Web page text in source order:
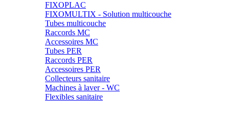
FIXOPLAC
FIXOMULTIX - Solution multicouche
Tubes multicouche
Raccords MC
Accessoires MC
Tubes PER
Raccords PER
Accessoires PER
Collecteurs sanitaire
Machines à laver - WC
Flexibles sanitaire